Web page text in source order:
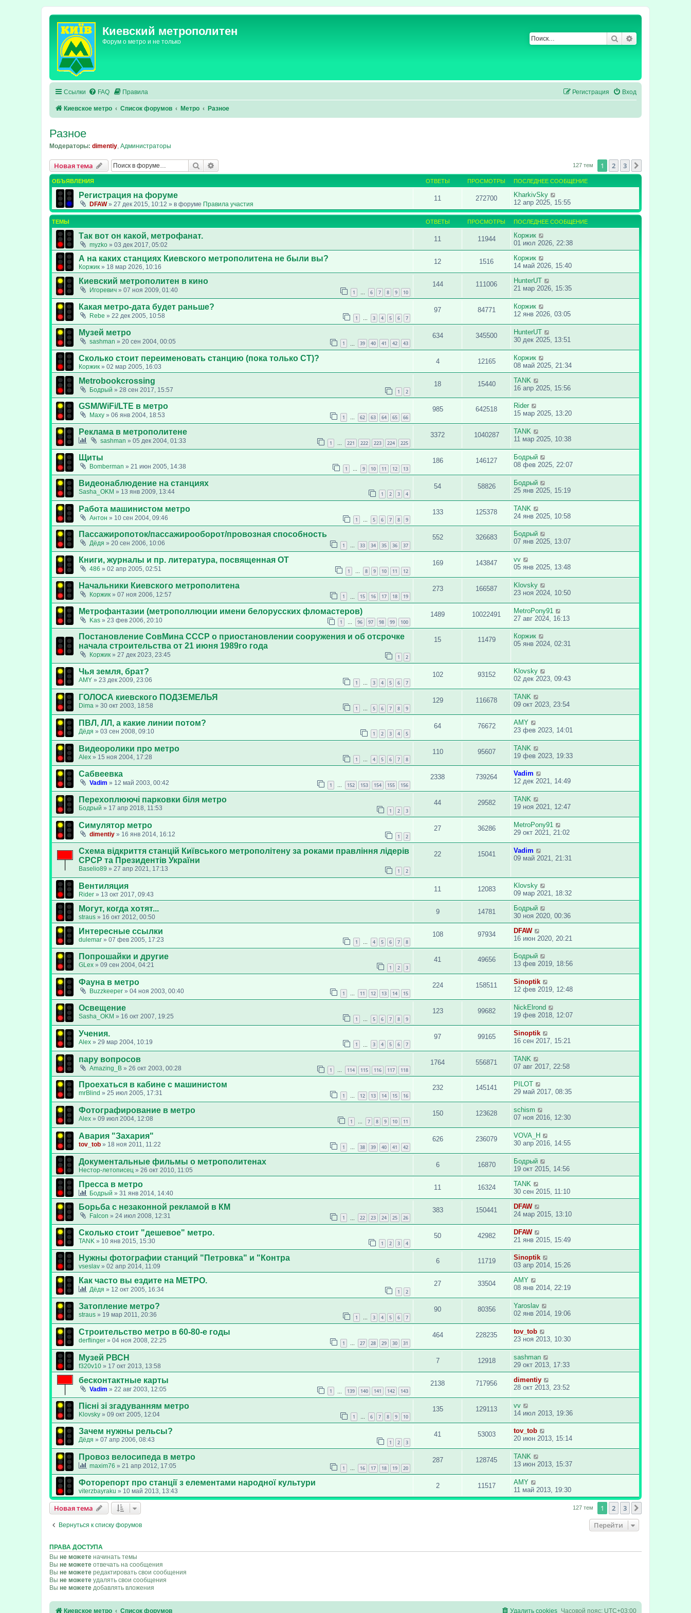
Киевский метрополитен
Форум о метро и не только Поиск
Ссылки FAQ Правила Вход
Регистрация
Киевское метро Список форумов Метро Разное
Разное
Модераторы: dimentiy, Администраторы
Новая тема Поиск 127 тем 1 2 3
ОБЪЯВЛЕНИЯ ОТВЕТЫ ПРОСМОТРЫ ПОСЛЕДНЕЕ СООБЩЕНИЕ
Регистрация на форуме
DFAW» 27 дек 2015, 10:12 » в форуме Правила участия
11 272700
KharkivSky
12 апр 2025, 15:55
ТЕМЫ ОТВЕТЫ ПРОСМОТРЫ ПОСЛЕДНЕЕ СООБЩЕНИЕ
Так вот он какой, метрофанат.
myzko » 03 дек 2017, 05:02
11 11944
Коржик
01 июл 2026, 22:38
А на каких станциях Киевского метрополитена не были вы?
Коржик » 18 мар 2026, 10:16
12 1516
Коржик
14 май 2026, 15:40
Киевский метрополитен в кино
Игоревич » 07 ноя 2009, 01:40 1 6 7 8 9 10
144 111006
HunterUT
21 мар 2026, 15:35
Какая метро-дата будет раньше?
Rebe » 22 дек 2005, 10:58 1 3 4 5 6 7
97 84771
Коржик
12 янв 2026, 03:05
Музей метро
sashman » 20 сен 2004, 00:05 1 39 40 41 42 43
634 345500
HunterUT
30 дек 2025, 13:51
Сколько стоит переименовать станцию (пока только СТ)?
Коржик » 02 мар 2005, 16:03
4 12165
Коржик
08 май 2025, 21:34
Metrobookcrossing
Бодрый » 28 сен 2017, 15:57 1 2
18 15440
TANK
16 апр 2025, 15:56
GSM/WiFi/LTE в метро
Maxy » 06 янв 2004, 18:53 1 … 62 63 64 65 66
985 642518
Rider
15 мар 2025, 13:20
Реклама в метрополитене
sashman » 05 дек 2004, 01:33 1 221 222 223 224 225
3372 1040287
TANK
11 мар 2025, 10:38
Щиты
Bomberman » 21 июн 2005, 14:38 1 9 10 11 12 13
186 146127
Бодрый
08 фев 2025, 22:07
Видеонаблюдение на станциях
Sasha_OKM » 13 янв 2009, 13:44 1 2 3 4
54 58826
Бодрый
25 янв 2025, 15:19
Работа машинистом метро
Aнтон » 10 сен 2004, 09:46 1 … 5 6 7 8 9
133 125378
TANK
24 янв 2025, 10:58
Пассажиропоток/пассажирооборот/провозная способность
Дёдя » 20 сен 2006, 10:06 1 … 33 34 35 36 37
552 326683
Бодрый
07 янв 2025, 13:07
Книги, журналы и пр. литература, посвященная ОТ
486 » 02 апр 2005, 02:51 1 8 9 10 11 12
169 143847
vv
05 янв 2025, 13:48
Начальники Киевского метрополитена
Коржик » 07 ноя 2006, 12:57 1 15 16 17 18 19
273 166587
Klovsky
23 ноя 2024, 10:50
Метрофантазии (метрополлюции имени белорусских фломастеров)
Kas » 23 фев 2006, 20:10 1 … 96 97 98 99 100
1489 10022491
MetroPony91
27 авг 2024, 16:13
Постановление СовМина СССР о приостановлении сооружения и об отсрочке
начала строительства от 21 июня 1989го года
Коржик » 27 дек 2023, 23:45 1 2
15 11479
Коржик
05 янв 2024, 02:31
Чья земля, брат?
AMY » 23 дек 2009, 23:06 1 … 3 4 5 6 7
102 93152
Klovsky
02 дек 2023, 09:43
ГОЛОСА киевского ПОДЗЕМЕЛЬЯ
Dima » 30 окт 2003, 18:58 1 5 6 7 8 9
129 116678
TANK
09 окт 2023, 23:54
ПВЛ, ЛЛ, а какие линии потом?
Дёдя » 03 сен 2008, 09:10 1 2 3 4 5
64 76672
AMY
23 фев 2023, 14:01
Видеоролики про метро
Аlex » 15 ноя 2004, 17:28 1 … 4 5 6 7 8
110 95607
TANK
19 фев 2023, 19:33
Сабвеевка
Vadim » 12 май 2003, 00:42 1 … 152 153 154 155 156
2338 739264
Vadim
12 дек 2021, 14:49
Перехоплюючі парковки біля метро
Бодрый » 17 апр 2018, 11:53 1 2 3
44 29582
TANK
19 ноя 2021, 12:47
Симулятор метро
dimentiy » 16 янв 2014, 16:12 1 2
27 36286
MetroPony91
29 окт 2021, 21:02
Схема відкриття станцій Київського метрополітену за роками правління лідерів
СРСР та Президентів України
Baselio89 » 27 апр 2021, 17:13 1 2
22 15041
Vadim
09 май 2021, 21:31
Вентиляция
Rider » 13 окт 2017, 09:43
11 12083
Klovsky
09 мар 2021, 18:32
Могут, когда хотят...
straus » 16 окт 2012, 00:50
9 14781
Бодрый
30 ноя 2020, 00:36
Интересные ссылки
dulemar » 07 фев 2005, 17:23 1 … 4 5 6 7 8
108 97934
DFAW
16 июн 2020, 20:21
Попрошайки и другие
GLex » 09 сен 2004, 04:21 1 2 3
41 49656
Бодрый
13 фев 2019, 18:56
Фауна в метро
Buzzkeeper » 04 ноя 2003, 00:40 1 … 11 12 13 14 15
224 158511
Sinoptik
12 фев 2019, 12:48
Освещение
Sasha_OKM » 16 окт 2007, 19:25 1 5 6 7 8 9
123 99682
NickElrond
19 фев 2018, 12:07
Учения.
Аlex » 29 мар 2004, 10:19 1 3 4 5 6 7
97 99165
Sinoptik
16 сен 2017, 15:21
пару вопросов
Amazing_B » 26 окт 2003, 00:28 1 … 114 115 116 117 118
1764 556871
TANK
07 авг 2017, 22:58
Проехаться в кабине с машинистом
mrBlind » 25 июл 2005, 17:31 1 … 12 13 14 15 16
232 145141
PILOT
29 май 2017, 08:35
Фотографирование в метро
Аlex » 09 июл 2004, 12:08 1 … 7 8 9 10 11
150 123628
schism
07 ноя 2016, 12:30
Авария "Захария"
tov_tob » 18 ноя 2011, 11:22 1 38 39 40 41 42
626 236079
VOVA_H
30 апр 2016, 14:55
Документальные фильмы о метрополитенах
Нестор-летописец » 26 окт 2010, 11:05
6 16870
Бодрый
19 окт 2015, 14:56
Пресса в метро
Бодрый » 31 янв 2014, 14:40
11 16324
TANK
30 сен 2015, 11:10
Борьба с незаконной рекламой в КМ
Falcon » 24 июл 2008, 12:31 1 22 23 24 25 26
383 150441
DFAW
24 мар 2015, 13:10
Сколько стоит "дешевое" метро.
TANK » 10 янв 2015, 15:30 1 2 3 4
50 42982
DFAW
21 янв 2015, 15:49
Нужны фотографии станций "Петровка" и "Контра
vseslav » 02 апр 2014, 11:09
6 11719
Sinoptik
03 апр 2014, 15:26
Как часто вы ездите на МЕТРО.
Дёдя » 12 окт 2005, 16:34 1 2
27 33504
AMY
08 янв 2014, 22:19
Затопление метро?
straus » 19 мар 2011, 20:36 1 … 3 4 5 6 7
90 80356
Yaroslav
02 янв 2014, 19:06
Строительство метро в 60-80-е годы
derflinger » 04 ноя 2008, 22:25 1 27 28 29 30 31
464 228235
tov_tob
23 ноя 2013, 10:30
Музей РВСН
f320v10 » 17 окт 2013, 13:58
7 12918
sashman
29 окт 2013, 17:33
бесконтактные карты
Vadim » 22 авг 2003, 12:05 1 139 140 141 142 143
2138 717956
dimentiy
28 окт 2013, 23:52
Пісні зі згадуванням метро
Klovsky » 09 окт 2005, 12:04 1 … 6 7 8 9 10
135 129113
vv
14 июл 2013, 19:36
Зачем нужны рельсы?
Дёдя » 07 апр 2006, 08:43 1 2 3
41 53003
tov_tob
20 июн 2013, 15:14
Провоз велосипеда в метро
maxim76 » 21 апр 2012, 17:05 1 … 16 17 18 19 20
287 128745
TANK
13 июн 2013, 15:37
Фоторепорт про станції з елементами народної культури
viterzbayraku » 10 май 2013, 13:43
2 11517
AMY
11 май 2013, 19:30
Новая тема 127 тем 1 2 3
Вернуться к списку форумов Перейти
ПРАВА ДОСТУПА
Вы не можете начинать темы
Вы не можете отвечать на сообщения
Вы не можете редактировать свои сообщения
Вы не можете удалять свои сообщения
Вы не можете добавлять вложения
Киевское метро Список форумов Часовой пояс: UTC+03:00
Удалить cookies